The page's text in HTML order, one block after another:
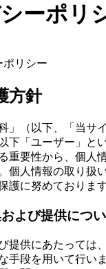
ーポリ
ポリシー
方針
」（以下、「当サ
下「ユーザー」と
重要性から、個人
個人情報の取り扱
護に努めております
よび提供につ
提供にあたっては
手段を用いて行い